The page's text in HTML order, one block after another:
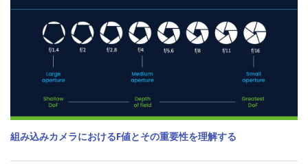
組み込みカメラにおけるF値とその重要性を理解する